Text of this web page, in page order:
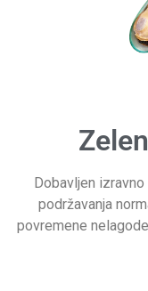
Dobavljen
podržavanja
povremene